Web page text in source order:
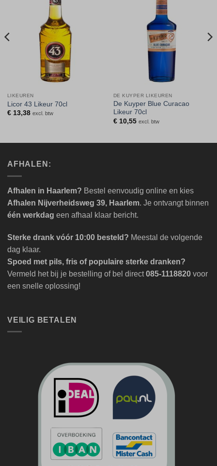
LIKEUREN
Licor 43 Likeur 70cl
€13,38 excl. btw
DE KUYPER LIKEUREN
De Kuyper Blue Curacao
Likeur 70cl
€10,55 excl. btw
AFHALEN:
Afhalen in Haarlem? Bestel eenvoudig online en kies
Afhalen Nijverheidsweg 39, Haarlem. Je ontvangt binnen
één werkdag een afhaal klaar bericht.
Sterke drank vóór 10:00 besteld? Meestal de volgende
dag klaar.
Spoed met pils, fris of populaire sterke dranken?
Vermeld het bij je bestelling of bel direct085-1118820 voor
een snelle oplossing!
VEILIG BETALEN